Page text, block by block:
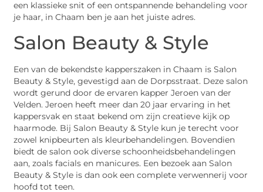
een klassieke snit of een ontspannende behandeling voor
je haar, in Chaam ben je aan het juiste adres.
Salon Beauty & Style
Een van de bekendste kapperszaken in Chaam is Salon
Beauty & Style, gevestigd aan de Dorpsstraat. Deze salon
wordt gerund door de ervaren kapper Jeroen van der
Velden. Jeroen heeft meer dan 20 jaar ervaring in het
kappersvak en staat bekend om zijn creatieve kijk op
haarmode. Bij Salon Beauty & Style kun je terecht voor
zowel knipbeurten als kleurbehandelingen. Bovendien
biedt de salon ook diverse schoonheidsbehandelingen
aan, zoals facials en manicures. Een bezoek aan Salon
Beauty & Style is dan ook een complete verwennerij voor
hoofd tot teen.